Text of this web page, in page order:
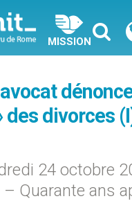
MISSION
des divorces
24 octobre
– Quarante ans